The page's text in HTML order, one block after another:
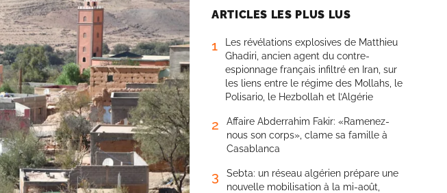
ARTICLES LES PLUS LUS
1
Les révélations explosives de Matthieu
Ghadiri, ancien agent du contre-
espionnage français infiltré en Iran, sur
les liens entre le régime des Mollahs, le
Polisario, le Hezbollah et l’Algérie
2
Affaire Abderrahim Fakir: «Ramenez-
nous son corps», clame sa famille à
Casablanca
3
Sebta: un réseau algérien prépare une
nouvelle mobilisation à la mi-août,